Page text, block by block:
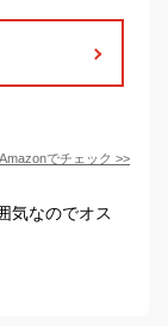
Amazonでチェック >>
気なのでオス